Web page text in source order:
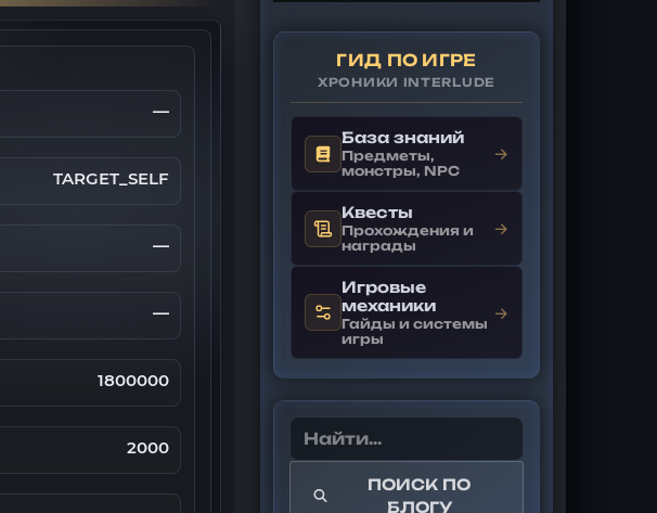
—
TARGET_SELF
—
—
1800000
2000
ГИД ПО ИГРЕ
ХРОНИКИ INTERLUDE
База знаний
Предметы,
монстры, NPC
→
Квесты
Прохождения и
награды
→
Игровые
механики
Гайды и системы
игры
→
ПОИСК ПО
БЛОГУ